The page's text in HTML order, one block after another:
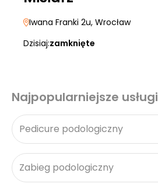
Iwana Franki 2u, Wrocław
Dzisiaj:zamknięte
Najpopularniejsze usługi
Pedicure podologiczny
Zabieg podologiczny